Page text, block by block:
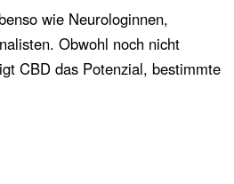
wie Neurologinnen,
Obwohl noch nicht
CBD das Potenzial, bestimmte